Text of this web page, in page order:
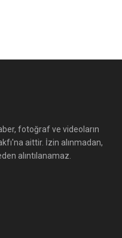
fotoğraf ve videoların
aittir. İzin alınmadan,
alıntılanamaz.